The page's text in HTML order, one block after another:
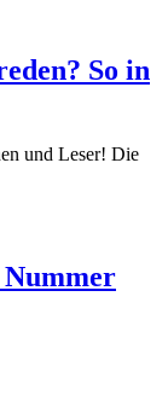
So in
und Leser! Die
Nummer